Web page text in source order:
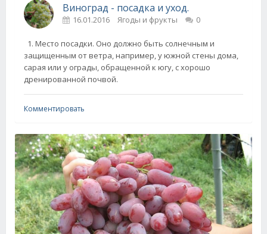
Виноград - посадка и уход.
16.01.2016 Ягоды и фрукты 0
1. Место посадки. Оно должно быть солнечным и
защищенным от ветра, например, у южной стены дома,
сарая или у ограды, обращенной к югу, с хорошо
дренированной почвой.
Комментировать